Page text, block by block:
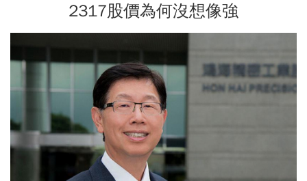
2317股價為何沒想像強